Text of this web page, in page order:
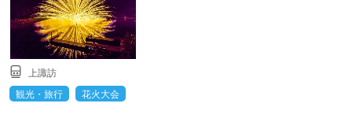
上諏訪
観光・旅行
花火大会